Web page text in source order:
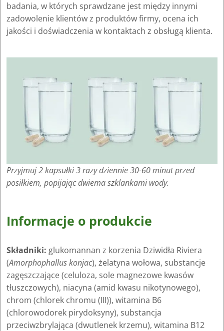
badania, w których sprawdzane jest między innymi
zadowolenie klientów z produktów firmy, ocena ich
jakości i doświadczenia w kontaktach z obsługą klienta.
Przyjmuj 2 kapsułki 3 razy dziennie 30-60 minut przed
posiłkiem, popijając dwiema szklankami wody.
Informacje o produkcie
Składniki: glukomannan z korzenia Dziwidła Riviera
(Amorphophallus konjac), żelatyna wołowa, substancje
zagęszczające (celuloza, sole magnezowe kwasów
tłuszczowych), niacyna (amid kwasu nikotynowego),
chrom (chlorek chromu (III)), witamina B6
(chlorowodorek pirydoksyny), substancja
przeciwzbrylająca (dwutlenek krzemu), witamina B12